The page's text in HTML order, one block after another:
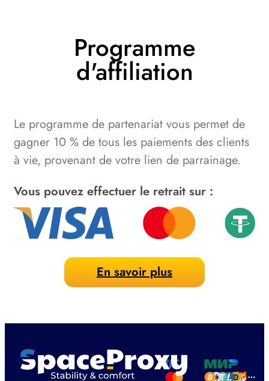
Programme
d'affiliation
Le programme de partenariat vous permet de
gagner 10 % de tous les paiements des clients
à vie, provenant de votre lien de parrainage.
Vous pouvez effectuer le retrait sur :
En savoir plus